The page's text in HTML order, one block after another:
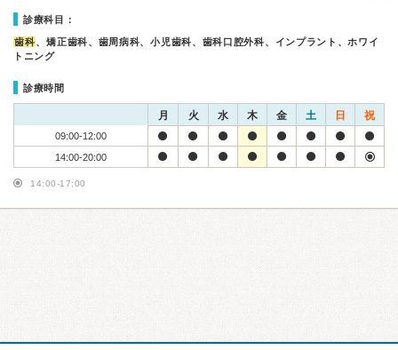
診療科目：
歯科、矯正歯科、歯周病科、小児歯科、歯科口腔外科、インプラント、ホワイ
トニング
診療時間
月 火 水 木 金 土 日 祝
09:00-12:00
14:00-20:00
14:00-17:00